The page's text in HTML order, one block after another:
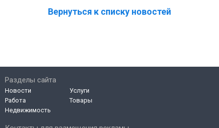
Вернуться к списку новостей
Разделы сайта
Новости
Работа
Недвижимость
Услуги
Товары